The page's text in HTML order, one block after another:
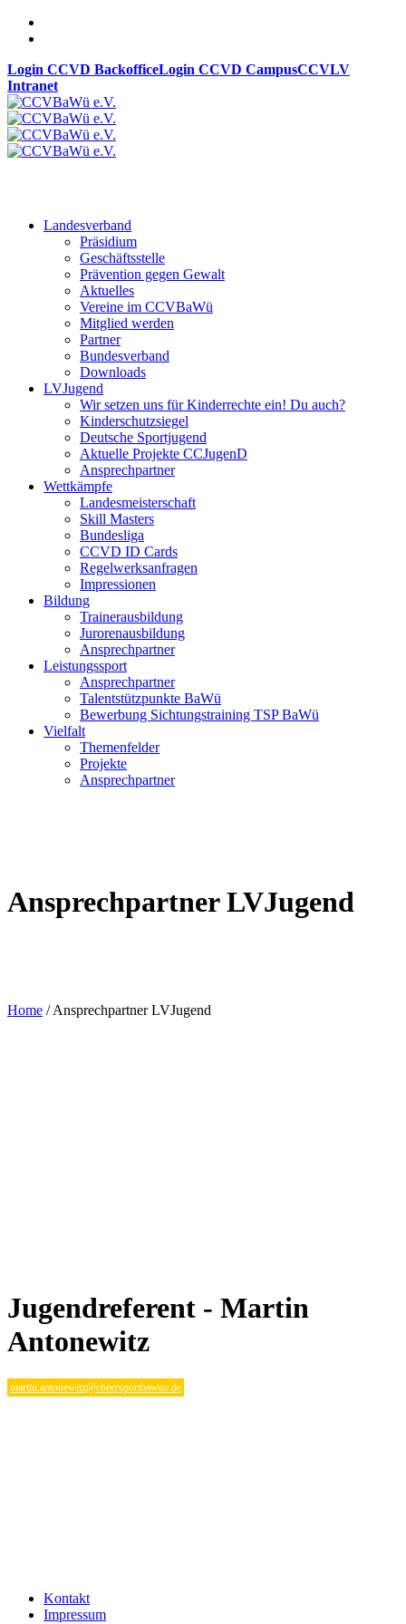
Login CCVD BackofficeLogin CCVD CampusCCVLV
Intranet
Landesverband
Präsidium
Geschäftsstelle
Prävention gegen Gewalt
Aktuelles
Vereine im CCVBaWü
Mitglied werden
Partner
Bundesverband
Downloads
LVJugend
Wir setzen uns für Kinderrechte ein! Du auch?
Kinderschutzsiegel
Deutsche Sportjugend
Aktuelle Projekte CCJugenD
Ansprechpartner
Wettkämpfe
Landesmeisterschaft
Skill Masters
Bundesliga
CCVD ID Cards
Regelwerksanfragen
Impressionen
Bildung
Trainerausbildung
Jurorenausbildung
Ansprechpartner
Leistungssport
Ansprechpartner
Talentstützpunkte BaWü
Bewerbung Sichtungstraining TSP BaWü
Vielfalt
Themenfelder
Projekte
Ansprechpartner
Ansprechpartner LVJugend
Home /Ansprechpartner LVJugend
Jugendreferent - Martin
Antonewitz
martin.antonewitz@cheersportbawue.de
Kontakt
Impressum